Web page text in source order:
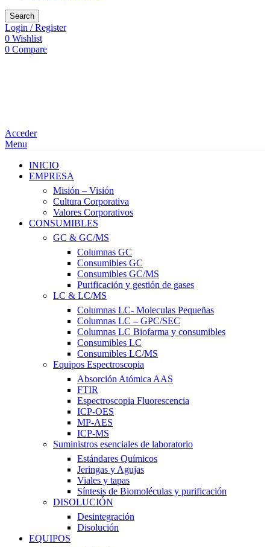
Search
Login / Register
0 Wishlist
0 Compare
Acceder
Menu
INICIO
EMPRESA
Misión – Visión
Cultura Corporativa
Valores Corporativos
CONSUMIBLES
GC & GC/MS
Columnas GC
Consumibles GC
Consumibles GC/MS
Purificación y gestión de gases
LC & LC/MS
Columnas LC- Moleculas Pequeñas
Columnas LC – GPC/SEC
Columnas LC Biofarma y consumibles
Consumibles LC
Consumibles LC/MS
Equipos Espectroscopia
Absorción Atómica AAS
FTIR
Espectroscopia Fluorescencia
ICP-OES
MP-AES
ICP-MS
Suministros esenciales de laboratorio
Estándares Químicos
Jeringas y Agujas
Viales y tapas
Síntesis de Biomoléculas y purificación
DISOLUCIÓN
Desintegración
Disolución
EQUIPOS